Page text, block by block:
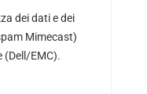
dei dati e dei
Mimecast)
(Dell/EMC).